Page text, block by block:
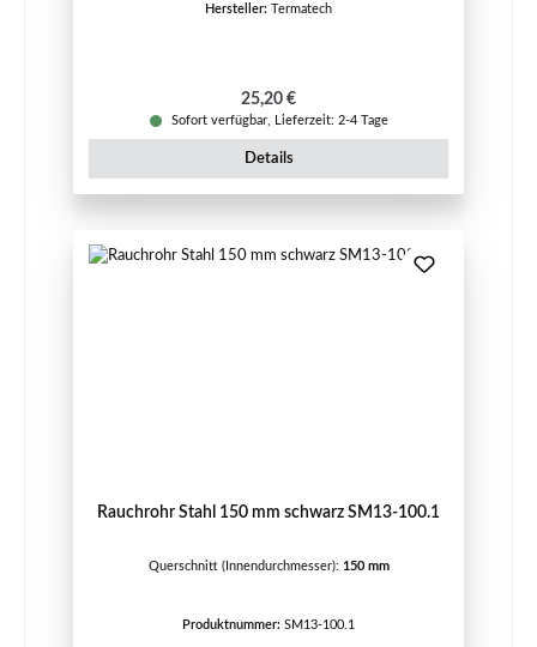
Hersteller: Termatech
Regulärer Preis:
25,20 €
Sofort verfügbar, Lieferzeit: 2-4 Tage
Details
Rauchrohr Stahl 150 mm schwarz SM13-100.1
Querschnitt (Innendurchmesser): 150 mm
Produktnummer: SM13-100.1